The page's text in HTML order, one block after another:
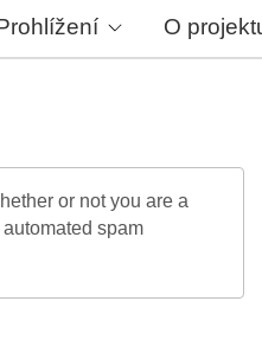
O
or not you are a
spam